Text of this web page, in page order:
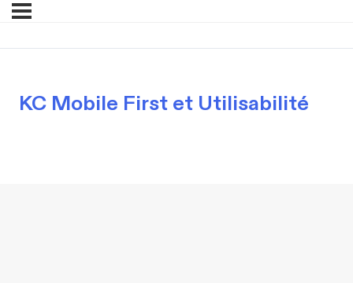
KC Mobile First et Utilisabilité